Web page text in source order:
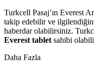
Turkcell Pasaj’ın Everest
takip edebilir ve
haberdar olabilirsiniz.
Everest tablet sahibi
Daha Fazla